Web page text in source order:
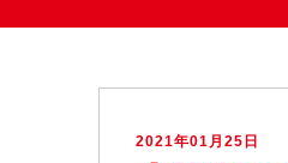
2021年01月25日